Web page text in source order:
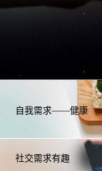
自我需求——健康
社交需求有趣